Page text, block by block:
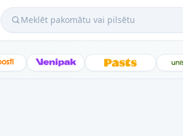
Meklēt pakomātu vai pilsētu
Venipak Latvijas Pasts